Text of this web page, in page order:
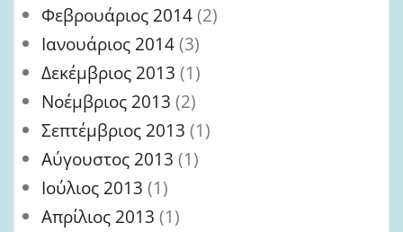
Φεβρουάριος 2014(2)
Ιανουάριος 2014(3)
Δεκέμβριος 2013 (1)
Νοέμβριος 2013 (2)
Σεπτέμβριος 2013 (1)
Αύγουστος 2013 (1)
Ιούλιος 2013 (1)
Απρίλιος 2013 (1)